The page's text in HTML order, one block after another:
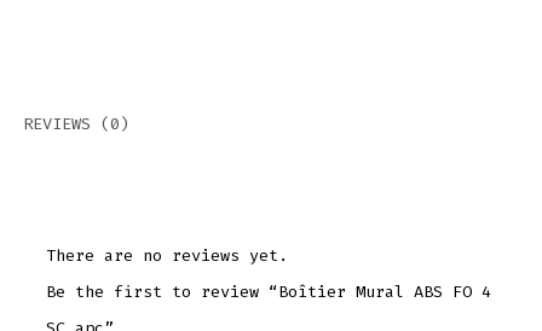
REVIEWS (0)
There are no reviews yet.
Be the first to review “Boîtier Mural ABS FO 4